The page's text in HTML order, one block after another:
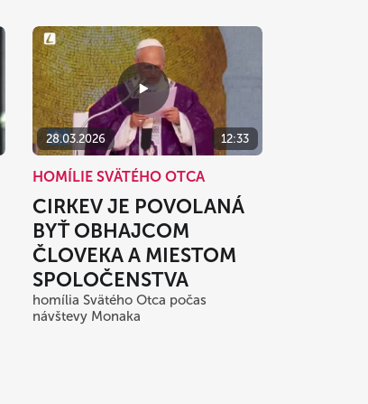
28.03.2026 12:33
HOMÍLIE SVÄTÉHO OTCA
CIRKEV JE POVOLANÁ
BYŤ OBHAJCOM
ČLOVEKA A MIESTOM
SPOLOČENSTVA
homília Svätého Otca počas
návštevy Monaka